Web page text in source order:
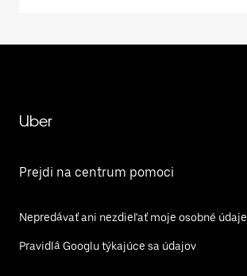
Uber
Prejdi na centrum pomoci
Nepredávať ani nezdieľať moje osobné údaje
Pravidlá Googlu týkajúce sa údajov